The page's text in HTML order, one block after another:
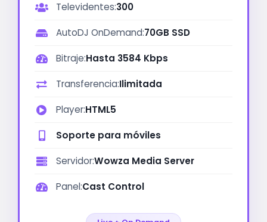
Televidentes:300
AutoDJ OnDemand:70GB SSD
Bitraje:Hasta 3584 Kbps
Transferencia:Ilimitada
Player:HTML5
Soporte para móviles
Servidor:Wowza Media Server
Panel:Cast Control